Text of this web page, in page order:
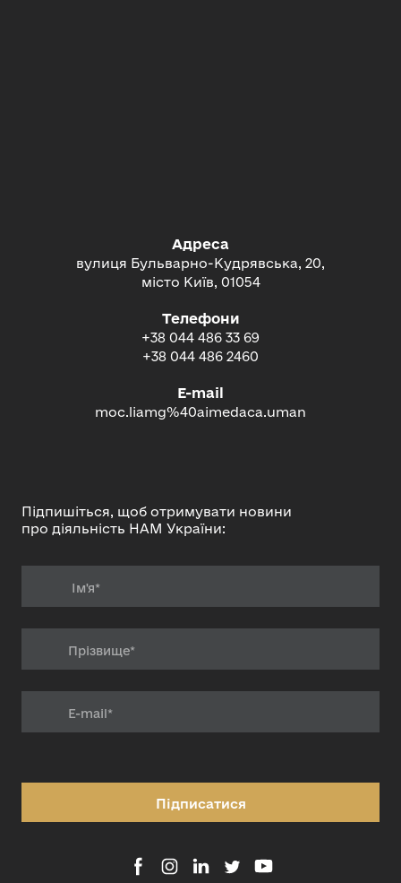
Адреса
вулиця Бульварно-Кудрявська, 20,
місто Київ, 01054
Телефони
+38 044 486 33 69
+38 044 486 2460
E-mail
moc.liamg%40aimedaca.uman
Підпишіться, щоб отримувати новини
про діяльність НАМ України:
Підписатися